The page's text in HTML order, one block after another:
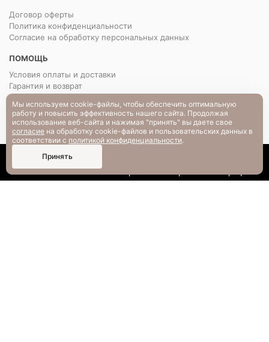
Каталог Поиск
Договор оферты
Политика конфиденциальности
Согласие на обработку персональных данных
ПОМОЩЬ
Условия оплаты и доставки
Гарантия и возврат
РАЗМЕРНАЯ СЕТКА
Вопрос-ответ
Мы используем cookie-файлы, чтобы обеспечить оптимальную
работу и повысить эффективность нашего сайта. Продолжая
использование веб-сайта и нажимая "принять" вы даете свое
согласие на обработку cookie-файлов и пользовательских данных в
соответствии с политикой конфиденциальности.
Принять